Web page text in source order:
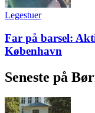
Legestuer
Far på barsel:
København
Seneste på